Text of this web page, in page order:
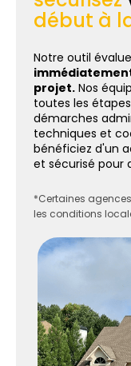
début à
Notre outil
projet. Nos
toutes les
démarches
techniques et
bénéficiez d'un
et sécurisé pour
*Certaines
les conditions